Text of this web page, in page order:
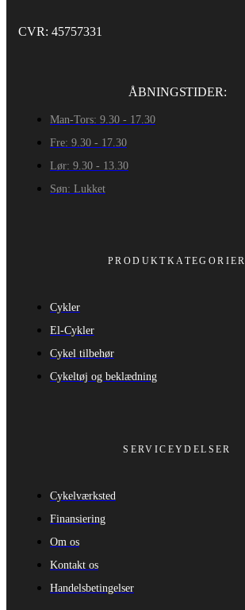
CVR: 45757331
ÅBNINGSTIDER:
Man-Tors: 9.30 - 17.30
Fre: 9.30 - 17.30
Lør: 9.30 - 13.30
Søn: Lukket
PRODUKTKATEGORIER
Cykler
El-Cykler
Cykel tilbehør
Cykeltøj og beklædning
SERVICEYDELSER
Cykelværksted
Finansiering
Om os
Kontakt os
Handelsbetingelser